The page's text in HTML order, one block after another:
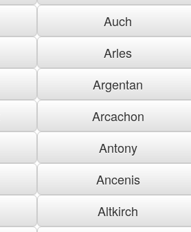
Auch
Arles
Argentan
Arcachon
Antony
Ancenis
Altkirch